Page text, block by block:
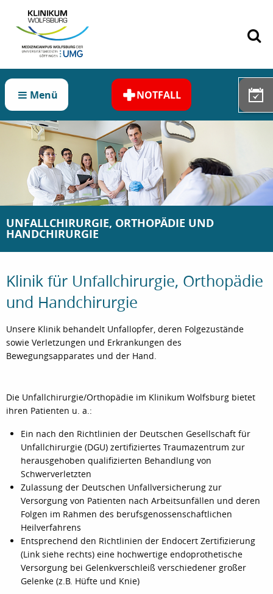
Menü NOTFALL
UNFALLCHIRURGIE, ORTHOPÄDIE UND
HANDCHIRURGIE
Klinik für Unfallchirurgie, Orthopädie
und Handchirurgie
Unsere Klinik behandelt Unfallopfer, deren Folgezustände
sowie Verletzungen und Erkrankungen des
Bewegungsapparates und der Hand.
Die Unfallchirurgie/Orthopädie im Klinikum Wolfsburg bietet
ihren Patienten u. a.:
Ein nach den Richtlinien der Deutschen Gesellschaft für
Unfallchirurgie (DGU) zertifiziertes Traumazentrum zur
herausgehoben qualifizierten Behandlung von
Schwerverletzten
Zulassung der Deutschen Unfallversicherung zur
Versorgung von Patienten nach Arbeitsunfällen und deren
Folgen im Rahmen des berufsgenossenschaftlichen
Heilverfahrens
Entsprechend den Richtlinien der Endocert Zertifizierung
(Link siehe rechts) eine hochwertige endoprothetische
Versorgung bei Gelenkverschleiß verschiedener großer
Gelenke (z.B. Hüfte und Knie)